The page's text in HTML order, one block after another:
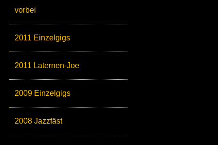
vorbei
2011 Einzelgigs
2011 Laternen-Joe
2009 Einzelgigs
2008 Jazzfäst